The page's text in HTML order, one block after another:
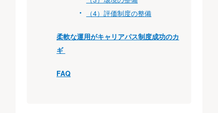
（4）評価制度の整備
柔軟な運用がキャリアパス制度成功のカ
ギ
FAQ